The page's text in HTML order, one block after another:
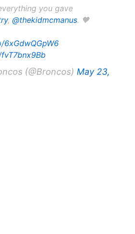
you gave
, @thekidmcmanus. 🧡
(@Broncos) May 23,